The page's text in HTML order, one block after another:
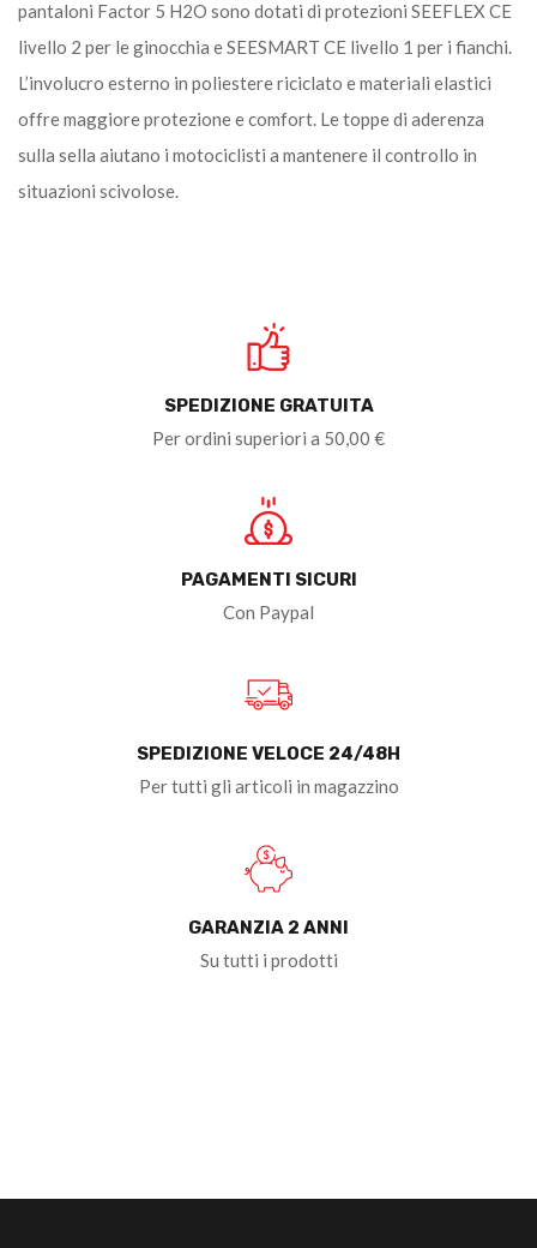
pantaloni Factor 5 H2O sono dotati di protezioni SEEFLEX CE
livello 2 per le ginocchia e SEESMART CE livello 1 per i fianchi.
L’involucro esterno in poliestere riciclato e materiali elastici
offre maggiore protezione e comfort. Le toppe di aderenza
sulla sella aiutano i motociclisti a mantenere il controllo in
situazioni scivolose.
SPEDIZIONE GRATUITA
Per ordini superiori a 50,00 €
PAGAMENTI SICURI
Con Paypal
SPEDIZIONE VELOCE 24/48H
Per tutti gli articoli in magazzino
GARANZIA 2 ANNI
Su tutti i prodotti